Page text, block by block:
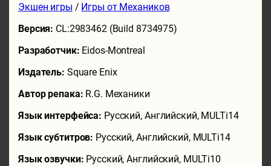
Экшен игры / Игры от Механиков
Версия: CL:2983462 (Build 8734975)
Разработчик: Eidos-Montreal
Издатель: Square Enix
Автор репака: R.G. Механики
Язык интерфейса: Русский, Английский, MULTi14
Язык субтитров: Русский, Английский, MULTi14
Язык озвучки: Русский, Английский, MULTi10